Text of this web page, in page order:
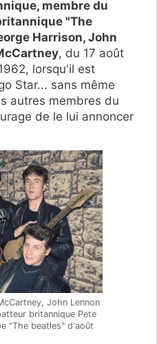
membre du
"The
Harrison, John
, du 17 août
lorsqu'il est
Star... sans même
autres membres du
de le lui annoncer
John Lennon
britannique Pete
"The beatles" d'août